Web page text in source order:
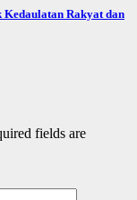
Rakyat dan
fields are